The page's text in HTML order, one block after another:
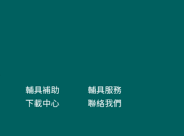
輔具補助
輔具服務
下載中心 聯絡我們